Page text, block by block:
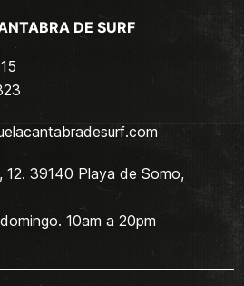
DE SURF
12. 39140 Playa de Somo,
10am a 20pm